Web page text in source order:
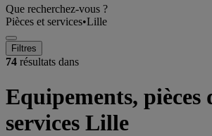
Que recherchez-vous ?
Pièces et services•Lille
Filtres
74 résultats dans
Equipements, pièces
services Lille